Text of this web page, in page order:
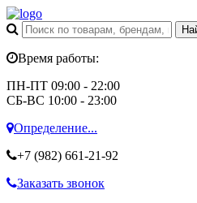
Время работы:
ПН-ПТ 09:00 - 22:00
СБ-ВС 10:00 - 23:00
Определение...
+7 (982) 661-21-92
Заказать звонок